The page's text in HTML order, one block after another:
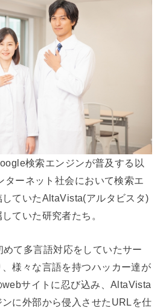
検索エンジンが普及する以
ターネット社会において検索エ
ていたAltaVista(アルタビスタ)
ていた研究者たち。
て多言語対応をしていたサー
様々な言語を持つハッカー達が
サイトに忍び込み、AltaVista
に外部から侵入させたURLを仕